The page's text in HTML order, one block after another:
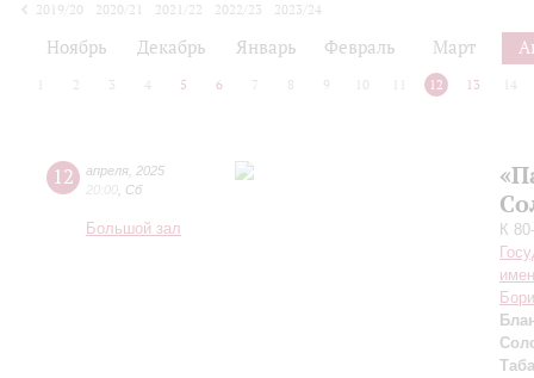
2019/20
2020/21 2021/22 2022/23
2023/24
Ноябрь Декабрь Январь Февраль Март
2 3 4 5 6 7 8 9 10 12 13 14
12 апреля 2025
20:00 Сб
Большой зал
К